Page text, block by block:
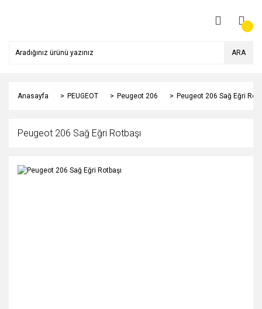
ARA
Anasayfa PEUGEOT Peugeot 206 Peugeot 206 Sağ Eğri
Peugeot 206 Sağ Eğri Rotbaşı